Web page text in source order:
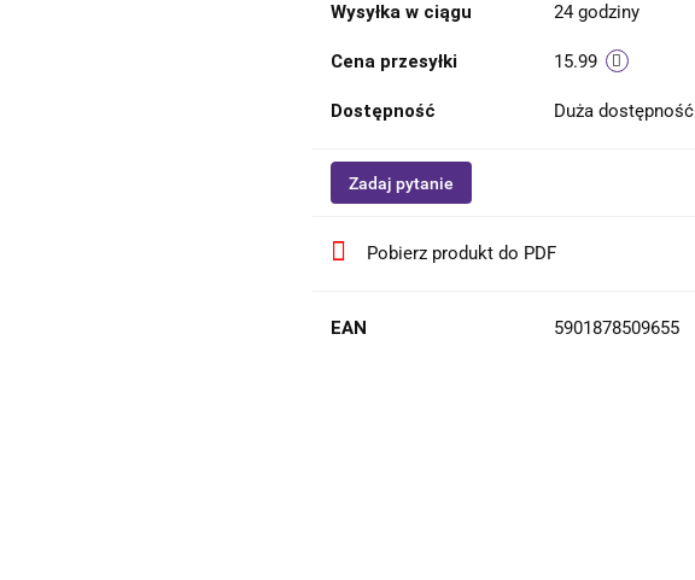
Wysyłka w ciągu 24 godziny
Cena przesyłki 15.99
Dostępność Duża dostępność
Zadaj pytanie
Pobierz produkt do PDF
EAN 5901878509655